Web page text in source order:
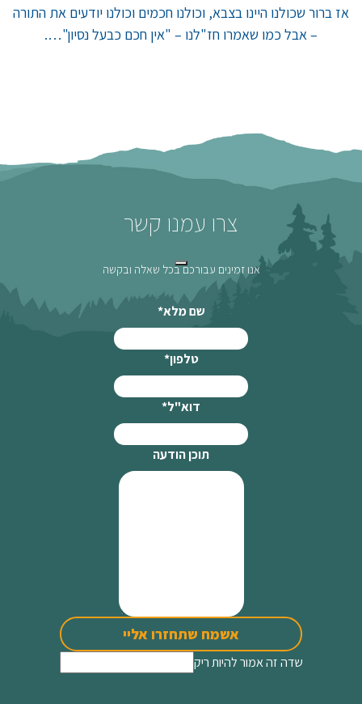
אז ברור שכולנו היינו בצבא, וכולנו חכמים וכולנו יודעים את התורה
– אבל כמו שאמרו חז"לנו – "אין חכם כבעל נסיון"….
צרו עמנו קשר
אנו זמינים עבורכם בכל שאלה ובקשה
שם מלא*
טלפון*
דוא"ל*
תוכן הודעה
אשמח שתחזרו אליי
שדה זה אמור להיות ריק